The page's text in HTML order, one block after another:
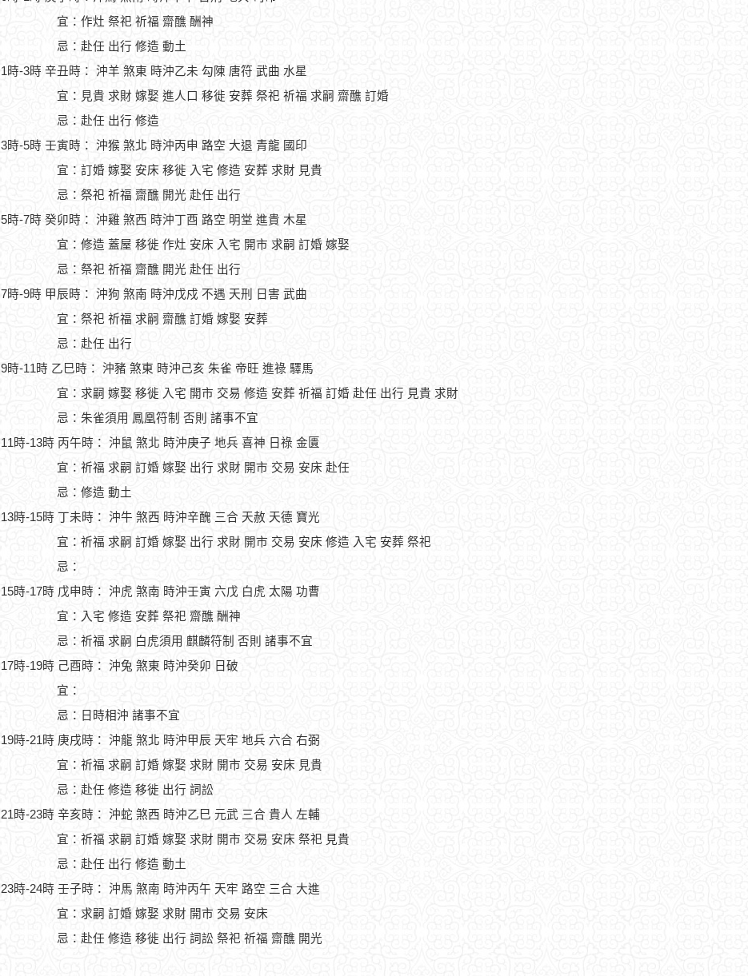
宜：作灶 祭祀 祈福 齋醮 酬神
忌：赴任 出行 修造 動土
1時-3時 辛丑時： 沖羊 煞東 時沖乙未 勾陳 唐符 武曲 水星
宜：見貴 求財 嫁娶 進人口 移徙 安葬 祭祀 祈福 求嗣 齋醮 訂婚
忌：赴任 出行 修造
3時-5時 壬寅時： 沖猴 煞北 時沖丙申 路空 大退 青龍 國印
宜：訂婚 嫁娶 安床 移徙 入宅 修造 安葬 求財 見貴
忌：祭祀 祈福 齋醮 開光 赴任 出行
5時-7時 癸卯時： 沖雞 煞西 時沖丁酉 路空 明堂 進貴 木星
宜：修造 蓋屋 移徙 作灶 安床 入宅 開市 求嗣 訂婚 嫁娶
忌：祭祀 祈福 齋醮 開光 赴任 出行
7時-9時 甲辰時： 沖狗 煞南 時沖戊戍 不遇 天刑 日害 武曲
宜：祭祀 祈福 求嗣 齋醮 訂婚 嫁娶 安葬
忌：赴任 出行
9時-11時 乙巳時： 沖豬 煞東 時沖己亥 朱雀 帝旺 進祿 驛馬
宜：求嗣 嫁娶 移徙 入宅 開市 交易 修造 安葬 祈福 訂婚 赴任 出行 見貴 求財
忌：朱雀須用 鳳凰符制 否則 諸事不宜
11時-13時 丙午時： 沖鼠 煞北 時沖庚子 地兵 喜神 日祿 金匱
宜：祈福 求嗣 訂婚 嫁娶 出行 求財 開市 交易 安床 赴任
忌：修造 動土
13時-15時 丁未時： 沖牛 煞西 時沖辛醜 三合 天赦 天德 寶光
宜：祈福 求嗣 訂婚 嫁娶 出行 求財 開市 交易 安床 修造 入宅 安葬 祭祀
忌：
15時-17時 戊申時： 沖虎 煞南 時沖壬寅 六戊 白虎 太陽 功曹
宜：入宅 修造 安葬 祭祀 齋醮 酬神
忌：祈福 求嗣 白虎須用 麒麟符制 否則 諸事不宜
17時-19時 己酉時： 沖兔 煞東 時沖癸卯 日破
宜：
忌：日時相沖 諸事不宜
19時-21時 庚戌時： 沖龍 煞北 時沖甲辰 天牢 地兵 六合 右弼
宜：祈福 求嗣 訂婚 嫁娶 求財 開市 交易 安床 見貴
忌：赴任 修造 移徙 出行 詞訟
21時-23時 辛亥時： 沖蛇 煞西 時沖乙巳 元武 三合 貴人 左輔
宜：祈福 求嗣 訂婚 嫁娶 求財 開市 交易 安床 祭祀 見貴
忌：赴任 出行 修造 動土
23時-24時 壬子時： 沖馬 煞南 時沖丙午 天牢 路空 三合 大進
宜：求嗣 訂婚 嫁娶 求財 開市 交易 安床
忌：赴任 修造 移徙 出行 詞訟 祭祀 祈福 齋醮 開光